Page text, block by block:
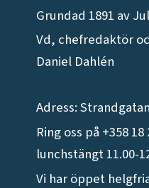
Grundad 1891 av
Vd, chefredaktör
Daniel Dahlén
Adress:
Ring oss på +358
lunchstängt 11.00-
Vi har öppet